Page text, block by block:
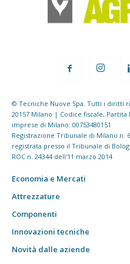
© Tecniche Nuove Spa. Tutti i diritti
20157 Milano | Codice fiscale,
imprese di Milano: 00753480151
Registrazione Tribunale di Milano n.
registrata presso il Tribunale di
ROC n. 24344 dell'11 marzo 2014
Economia e Mercati
Attrezzature
Componenti
Innovazioni tecniche
Novità dalle aziende